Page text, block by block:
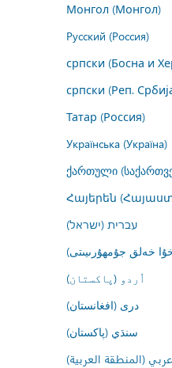
Монгол (Монгол)
Русский (Россия)
српски (Босна и
српски (Реп.
Татар (Россия)
Українська (Україна)
ქართული
Հայերեն
עברית (ישראל)
خەلق جۇمھۇرىيىتى)
اُردو (پاکستان)
درى (افغانستان)
سنڌي (پاکستان)
عربي (المنطقة العربية)